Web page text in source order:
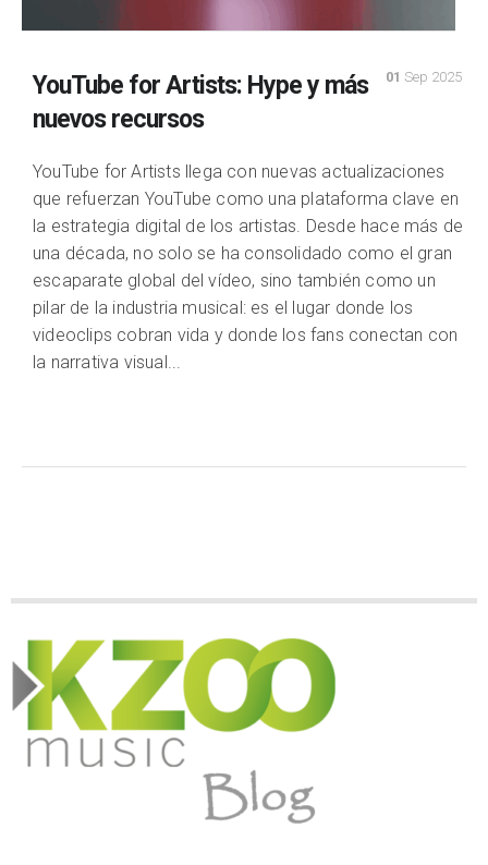
01 Sep 2025
YouTube for Artists: Hype y más
nuevos recursos
YouTube for Artists llega con nuevas actualizaciones
que refuerzan YouTube como una plataforma clave en
la estrategia digital de los artistas. Desde hace más de
una década, no solo se ha consolidado como el gran
escaparate global del vídeo, sino también como un
pilar de la industria musical: es el lugar donde los
videoclips cobran vida y donde los fans conectan con
la narrativa visual...